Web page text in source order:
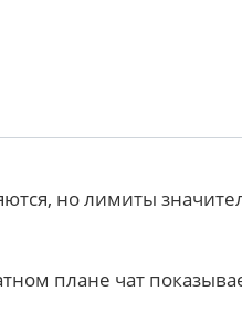
но лимиты
плане чат